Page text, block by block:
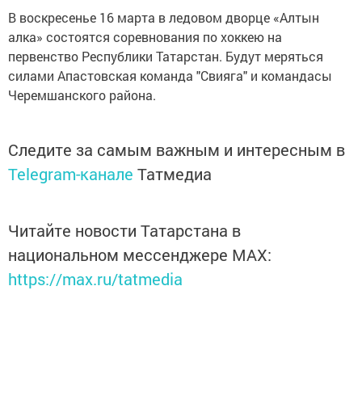
В воскресенье 16 марта в ледовом дворце «Алтын
алка» состоятся соревнования по хоккею на
первенство Республики Татарстан. Будут меряться
силами Апастовская команда "Свияга" и командасы
Черемшанского района.
Следите за самым важным и интересным в
Telegram-канале Татмедиа
Читайте новости Татарстана в
национальном мессенджере MАХ:
https://max.ru/tatmedia